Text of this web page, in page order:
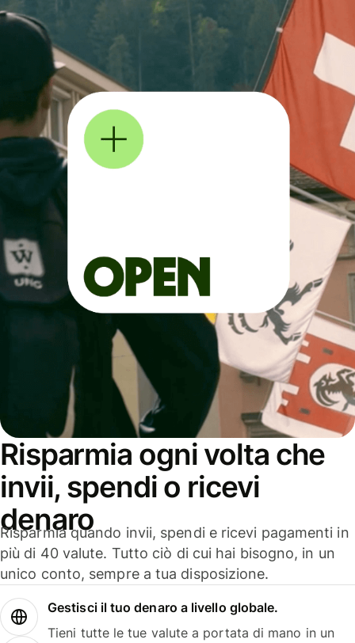
Risparmia ogni volta che
invii, spendi o ricevi
denaro
Risparmia quando invii, spendi e ricevi pagamenti in
più di 40 valute. Tutto ciò di cui hai bisogno, in un
unico conto, sempre a tua disposizione.
Gestisci il tuo denaro a livello globale.
Tieni tutte le tue valute a portata di mano in un